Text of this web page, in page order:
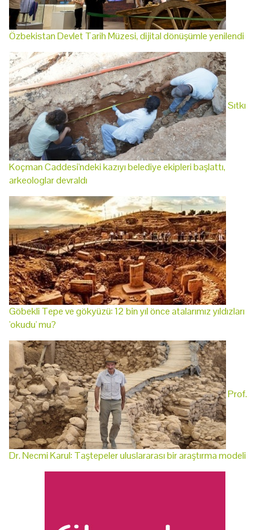
Özbekistan Devlet Tarih Müzesi, dijital dönüşümle yenilendi
Sıtkı
Koçman Caddesi'ndeki kazıyı belediye ekipleri başlattı,
arkeologlar devraldı
Göbekli Tepe ve gökyüzü: 12 bin yıl önce atalarımız yıldızları
'okudu' mu?
Prof.
Dr. Necmi Karul: Taştepeler uluslararası bir araştırma modeli